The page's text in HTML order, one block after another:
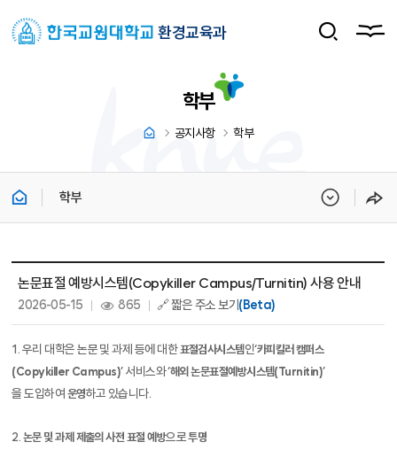
환경교육과
학부
공지사항 학부
학부
논문표절 예방시스템(Copykiller Campus/Turnitin) 사용 안내
2026-05-15 865 🔗 짧은 주소 보기(Beta)
1.우리 대학은 논문 및 과제 등에 대한표절검사시스템인‘카피킬러 캠퍼스
(Copykiller Campus)’ 서비스와‘해외 논문표절예방시스템(Turnitin)’
을 도입하여 운영하고 있습니다.
2. 논문 및 과제 제출의 사전 표절 예방으로투명